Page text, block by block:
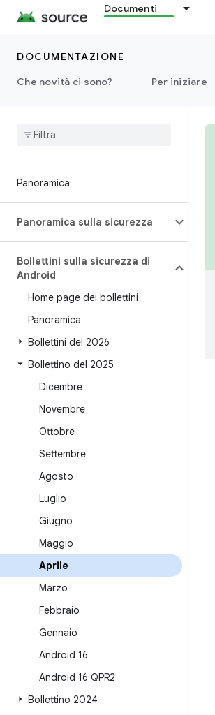
Documenti
DOCUMENTAZIONE
Che novità ci sono?
Per iniziare
Panoramica
Panoramica sulla sicurezza
Bollettini sulla sicurezza di
Android
Home page dei bollettini
Panoramica
Bollettini del 2026
Bollettino del 2025
Dicembre
Novembre
Ottobre
Settembre
Agosto
Luglio
Giugno
Maggio
Aprile
Marzo
Febbraio
Gennaio
Android 16
Android 16 QPR2
Bollettino 2024